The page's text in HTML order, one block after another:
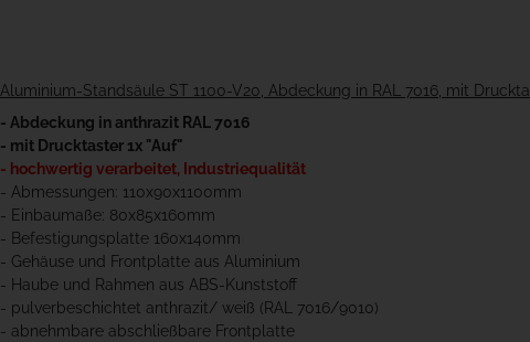
Aluminium-Standsäule ST 1100-V20, Abdeckung in RAL 7016, mit
- Abdeckung in anthrazit RAL 7016
- mit Drucktaster 1x "Auf"
- hochwertig verarbeitet, Industriequalität
- Abmessungen: 110x90x1100mm
- Einbaumaße: 80x85x160mm
- Befestigungsplatte 160x140mm
- Gehäuse und Frontplatte aus Aluminium
- Haube und Rahmen aus ABS-Kunststoff
- pulverbeschichtet anthrazit/ weiß (RAL 7016/9010)
- abnehmbare abschließbare Frontplatte